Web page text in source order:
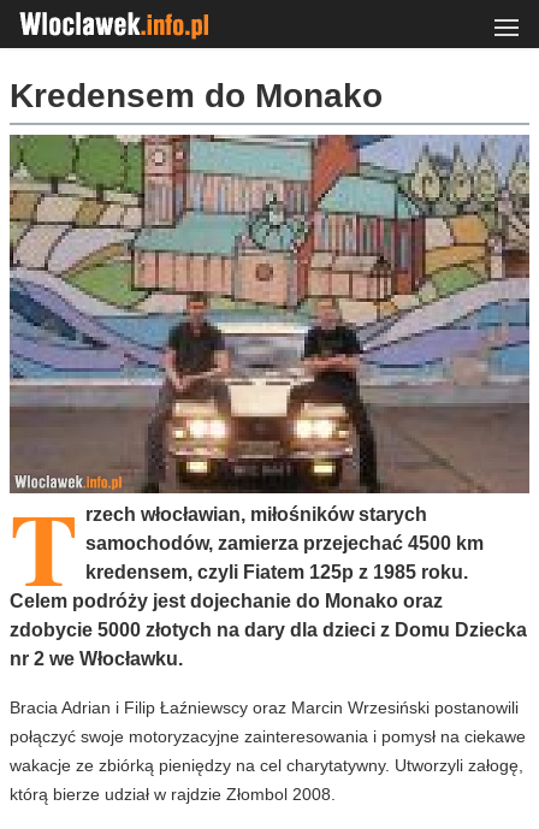
Kredensem do Monako
T rzech włocławian, miłośników starych
samochodów, zamierza przejechać 4500 km
kredensem, czyli Fiatem 125p z 1985 roku.
Celem podróży jest dojechanie do Monako oraz
zdobycie 5000 złotych na dary dla dzieci z Domu Dziecka
nr 2 we Włocławku.
Bracia Adrian i Filip Łaźniewscy oraz Marcin Wrzesiński postanowili
połączyć swoje motoryzacyjne zainteresowania i pomysł na ciekawe
wakacje ze zbiórką pieniędzy na cel charytatywny. Utworzyli załogę,
którą bierze udział w rajdzie Złombol 2008.